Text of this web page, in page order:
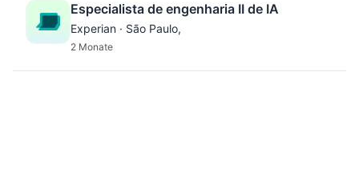
Especialista de engenharia II de IA
Experian · São Paulo,
2 Monate